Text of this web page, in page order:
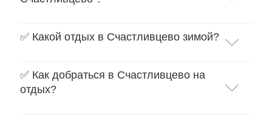
✅ Какой отдых в Счастливцево зимой?
✅ Как добраться в Счастливцево на
отдых?